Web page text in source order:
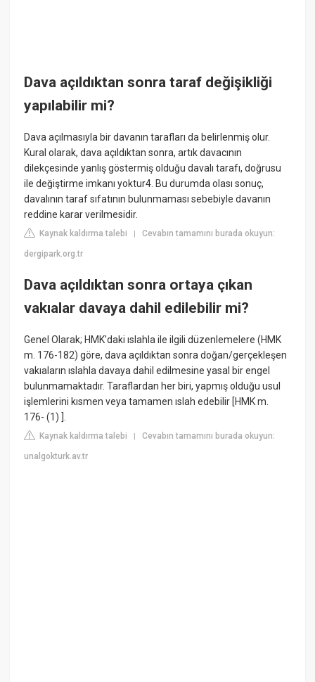
Dava açıldıktan sonra taraf değişikliği
yapılabilir mi?
Dava açılmasıyla bir davanın tarafları da belirlenmiş olur.
Kural olarak, dava açıldıktan sonra, artık davacının
dilekçesinde yanlış göstermiş olduğu davalı tarafı, doğrusu
ile değiştirme imkanı yoktur4. Bu durumda olası sonuç,
davalının taraf sıfatının bulunmaması sebebiyle davanın
reddine karar verilmesidir.
Kaynak kaldırma talebi |Cevabın tamamını burada okuyun:
dergipark.org.tr
Dava açıldıktan sonra ortaya çıkan
vakıalar davaya dahil edilebilir mi?
Genel Olarak; HMK'daki ıslahla ile ilgili düzenlemelere (HMK
m. 176-182) göre, dava açıldıktan sonra doğan/gerçekleşen
vakıaların ıslahla davaya dahil edilmesine yasal bir engel
bulunmamaktadır. Taraflardan her biri, yapmış olduğu usul
işlemlerini kısmen veya tamamen ıslah edebilir [HMK m.
176- (1) ].
Kaynak kaldırma talebi |Cevabın tamamını burada okuyun:
unalgokturk.av.tr